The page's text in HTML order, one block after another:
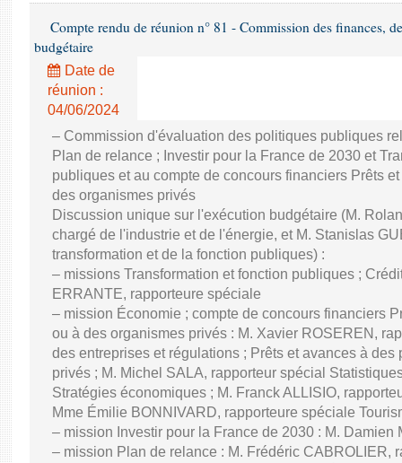
Compte rendu de réunion n° 81 - Commission des finances,
budgétaire
Date de
réunion :
04/06/2024
– Commission d'évaluation des politiques publiques
Plan de relance ; Investir pour la France de 2030 et
publiques et au compte de concours financiers Prêts
des organismes privés
Discussion unique sur l'exécution budgétaire (M.
chargé de l'industrie et de l'énergie, et M. Stanislas
transformation et de la fonction publiques) :
– missions Transformation et fonction publiques ;
ERRANTE, rapporteure spéciale
– mission Économie ; compte de concours financiers
ou à des organismes privés : M. Xavier ROSEREN,
des entreprises et régulations ; Prêts et avances à
privés ; M. Michel SALA, rapporteur spécial
Stratégies économiques ; M. Franck ALLISIO,
Mme Émilie BONNIVARD, rapporteure spéciale
– mission Investir pour la France de 2030 : M. Damien
– mission Plan de relance : M. Frédéric CABROLIER,